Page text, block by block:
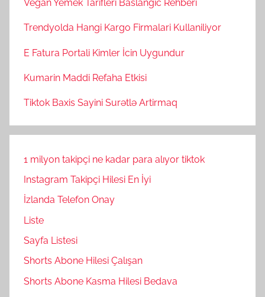
Vegan Yemek Tarifleri Baslangic Rehberi
Trendyolda Hangi Kargo Firmalari Kullaniliyor
E Fatura Portali Kimler İcin Uygundur
Kumarin Maddi Refaha Etkisi
Tiktok Baxis Sayini Surətlə Artirmaq
1 milyon takipçi ne kadar para alıyor tiktok
Instagram Takipçi Hilesi En İyi
İzlanda Telefon Onay
Liste
Sayfa Listesi
Shorts Abone Hilesi Çalışan
Shorts Abone Kasma Hilesi Bedava